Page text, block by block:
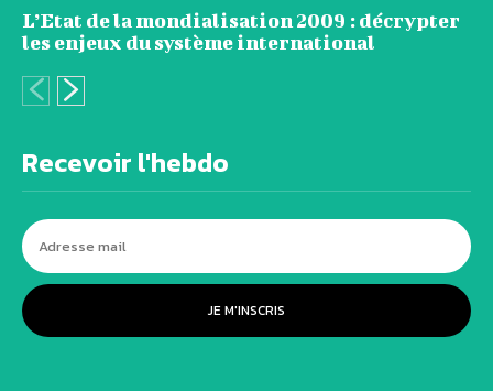
L’Etat de la mondialisation 2009 : décrypter
les enjeux du système international
Recevoir l'hebdo
JE M'INSCRIS